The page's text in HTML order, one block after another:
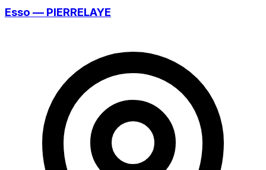
Esso — PIERRELAYE